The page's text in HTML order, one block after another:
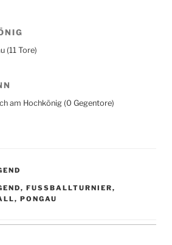
(11 Tore)
am Hochkönig (0 Gegentore)
,FUSSBALLTURNIER
,
,PONGAU